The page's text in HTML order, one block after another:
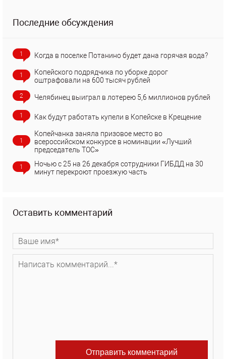
Последние обсуждения
1 Когда в поселке Потанино будет дана горячая вода?
1
Копейского подрядчика по уборке дорог
оштрафовали на 600 тысяч рублей
2 Челябинец выиграл в лотерею 5,6 миллионов рублей
1 Как будут работать купели в Копейске в Крещение
1
Копейчанка заняла призовое место во
всероссийском конкурсе в номинации «Лучший
председатель ТОС»
1
Ночью с 25 на 26 декабря сотрудники ГИБДД на 30
минут перекроют проезжую часть
Оставить комментарий